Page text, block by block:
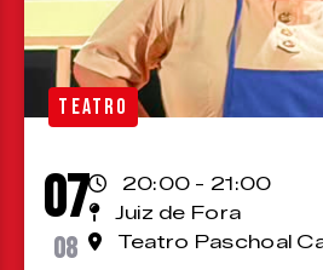
TEATRO
07
08
20:00 - 21:00
Juiz de Fora
Teatro Paschoal